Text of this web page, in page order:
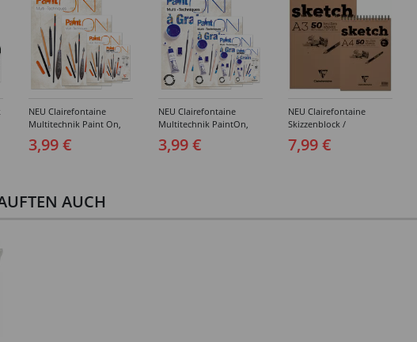
NEU Clairefontaine
Multitechnik Paint On,
mit leichter Körnung,
geleimt 250g/qm, 40
3,99 €
NEU Clairefontaine
Multitechnik PaintOn,
mit zwei Körnungen,
geleimt 250g/qm, 20
3,99 €
NEU Clairefontaine
Skizzenblock /
Spiralblock Sketch, 50
Blatt, Weiß, 90g/qm -
7,99 €
AUCH